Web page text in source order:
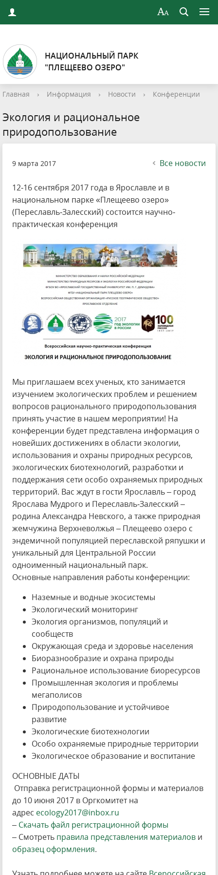
НАЦИОНАЛЬНЫЙ ПАРК
"ПЛЕЩЕЕВО ОЗЕРО"
Главная › Информация › Новости › Конференции
Экология и рациональное
природопользование
9 марта 2017 Все новости
12‐16 сентября 2017 года в Ярославле и в
национальном парке «Плещеево озеро»
(Переславль‐Залесский) состоится научно‐
практическая конференция
Мы приглашаем всех ученых, кто занимается
изучением экологических проблем и решением
вопросов рационального природопользования
принять участие в нашем мероприятии! На
конференции будет представлена информация о
новейших достижениях в области экологии,
использования и охраны природных ресурсов,
экологических биотехнологий, разработки и
поддержания сети особо охраняемых природных
территорий. Вас ждут в гости Ярославль – город
Ярослава Мудрого и Переславль‐Залесский –
родина Александра Невского, а также природная
жемчужина Верхневолжья – Плещеево озеро с
эндемичной популяцией переславской ряпушки и
уникальный для Центральной России
одноименный национальный парк.
Основные направления работы конференции:
Наземные и водные экосистемы
Экологический мониторинг
Экология организмов, популяций и
сообществ
Окружающая среда и здоровье населения
Биоразнообразие и охрана природы
Рациональное использование биоресурсов
Промышленная экология и проблемы
мегаполисов
Природопользование и устойчивое
развитие
Экологические биотехнологии
Особо охраняемые природные территории
Экологическое образование и воспитание
ОСНОВНЫЕ ДАТЫ
Отправка регистрационной формы и материалов
до 10 июня 2017 в Оргкомитет на
адрес ecology2017@inbox.ru
– Скачать файл регистрационной формы
– Смотреть правила представления материалов и
образец оформления.